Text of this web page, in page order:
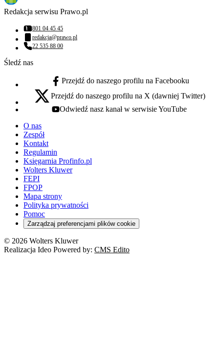
Redakcja serwisu Prawo.pl
Numer telefonu:
801 04 45 45
Adres email:
redakcja@prawo.pl
Numer telefonu:
22 535 88 00
Śledź nas
facebook - otwiera się w nowej karcie
Przejdź do naszego profilu na Facebooku
x - otwiera się w nowej karcie
Przejdź do naszego profilu na X (dawniej Twitter)
youtube - otwiera się w nowej karcie
Odwiedź nasz kanał w serwisie YouTube
O nas
Zespół
Kontakt
Regulamin
Księgarnia Profinfo.pl
Wolters Kluwer
FEPI
FPOP
Mapa strony
Polityka prywatności
Pomoc
Zarządzaj preferencjami plików cookie
© 2026 Wolters Kluwer
Realizacja Ideo Powered by: CMS Edito